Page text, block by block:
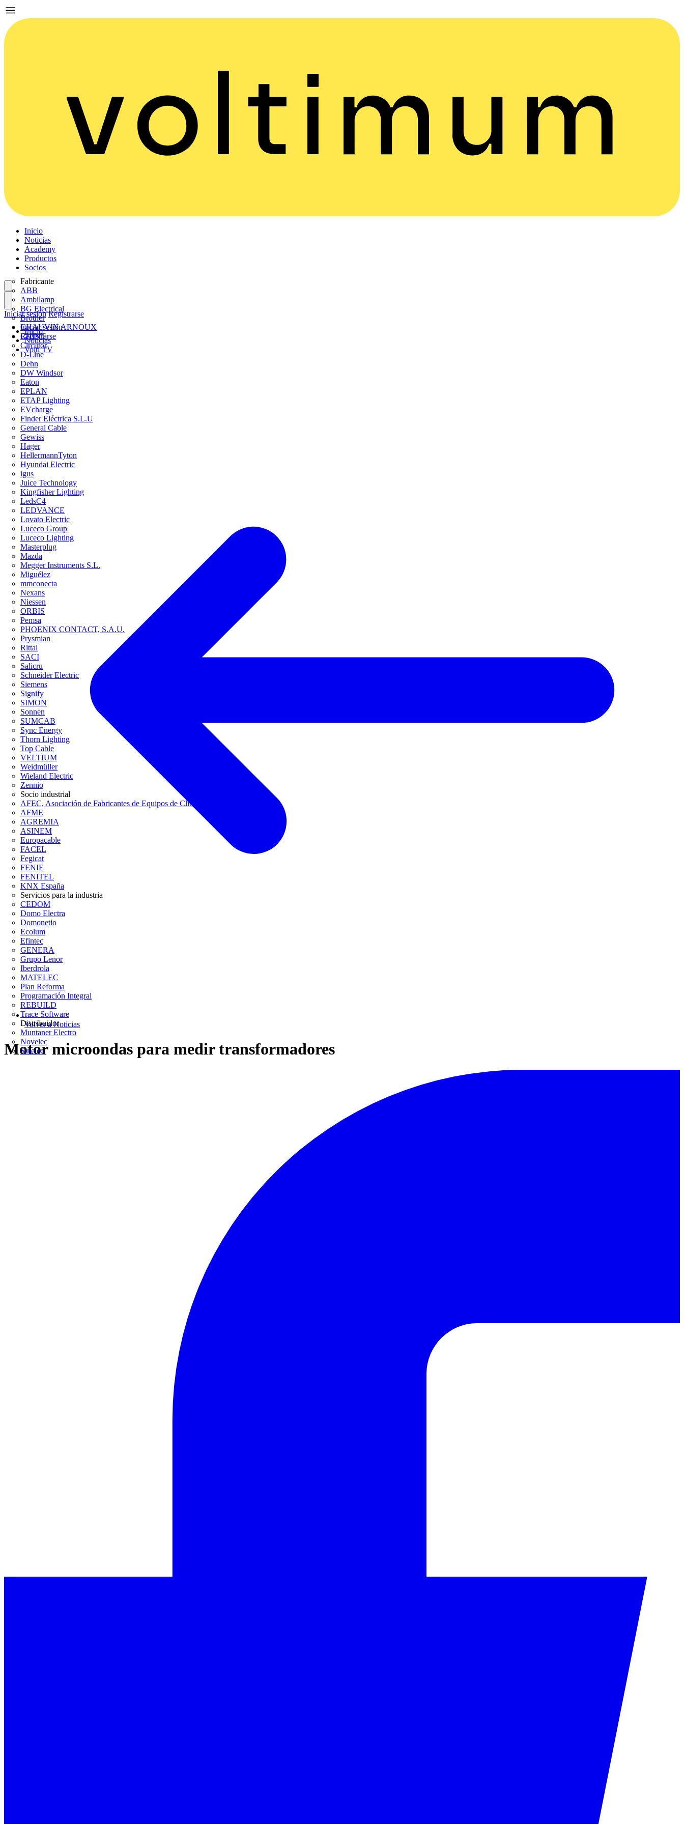
Inicio
Noticias
Academy
Productos
Socios
Fabricante
ABB
Ambilamp
BG Electrical
Brother
CHAUVIN ARNOUX
CHINT
Circutor
D-Line
Dehn
DW Windsor
Eaton
EPLAN
ETAP Lighting
EVcharge
Finder Eléctrica S.L.U
General Cable
Gewiss
Hager
HellermannTyton
Hyundai Electric
igus
Juice Technology
Kingfisher Lighting
LedsC4
LEDVANCE
Lovato Electric
Luceco Group
Luceco Lighting
Masterplug
Mazda
Megger Instruments S.L.
Miguélez
mmconecta
Nexans
Niessen
ORBIS
Pemsa
PHOENIX CONTACT, S.A.U.
Prysmian
Rittal
SACI
Salicru
Schneider Electric
Siemens
Signify
SIMON
Sonnen
SUMCAB
Sync Energy
Thorn Lighting
Top Cable
VELTIUM
Weidmüller
Wieland Electric
Zennio
Socio industrial
AFEC, Asociación de Fabricantes de Equipos de Climatización
AFME
AGREMIA
ASINEM
Europacable
FACEL
Fegicat
FENIE
FENITEL
KNX España
Servicios para la industria
CEDOM
Domo Electra
Domonetio
Ecolum
Efintec
GENERA
Grupo Lenor
Iberdrola
MATELEC
Plan Reforma
Programación Integral
REBUILD
Trace Software
Distribuidor
Muntaner Electro
Novelec
Sinelec
Iniciar sesión
Registrarse
Iniciar sesión Registrarse
Inicio
Noticias
Volti TV
Volver a Noticias
Motor microondas para medir transformadores